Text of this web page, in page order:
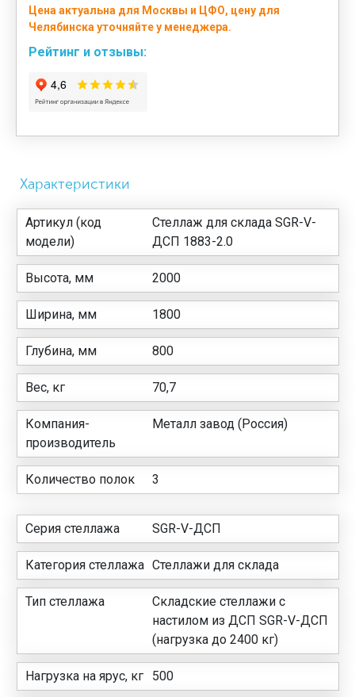
Цена актуальна для Москвы и ЦФО, цену для
Челябинска уточняйте у менеджера.
Рейтинг и отзывы:
Характеристики
Артикул (код
модели)
Стеллаж для склада SGR-V-
ДСП 1883-2.0
Высота, мм 2000
Ширина, мм 1800
Глубина, мм 800
Вес, кг 70,7
Компания-
производитель
Металл завод (Россия)
Количество полок 3
Серия стеллажа SGR-V-ДСП
Категория стеллажа Стеллажи для склада
Тип стеллажа
Складские стеллажи с
настилом из ДСП SGR-V-ДСП
(нагрузка до 2400 кг)
Нагрузка на ярус, кг 500